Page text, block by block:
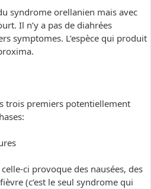
syndrome orellanien mais avec
Il n’y a pas de diahrées
symptomes. L’espèce qui produit
trois premiers potentiellement
ci provoque des nausées, des
(c’est le seul syndrome qui